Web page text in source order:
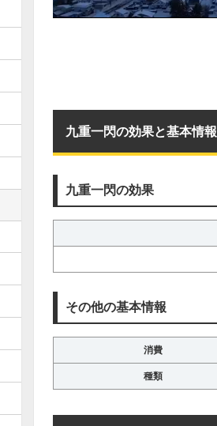
九重一閃の効果と基本情報
九重一閃の効果
その他の基本情報
消費
種類